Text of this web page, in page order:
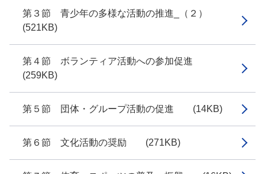
第３節 青少年の多様な活動の推進_（２）
(521KB)
第４節 ボランティア活動への参加促進
(259KB)
第５節 団体・グループ活動の促進 (14KB)
第６節 文化活動の奨励 (271KB)